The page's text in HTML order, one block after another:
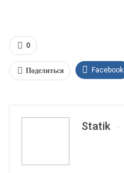
0
Поделиться Facebook
Statik